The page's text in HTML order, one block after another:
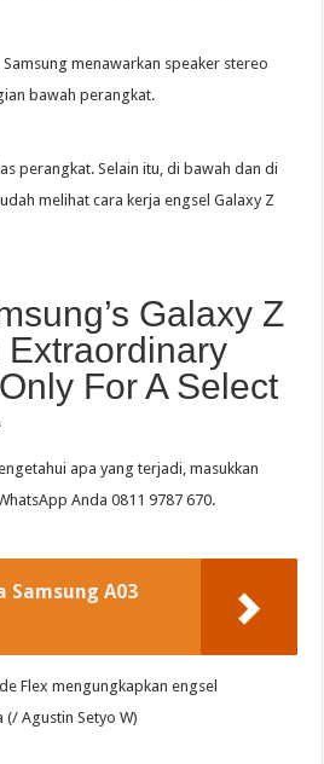
menawarkan speaker stereo
bawah perangkat.
perangkat. Selain itu, di bawah dan di
melihat cara kerja engsel Galaxy Z
Galaxy Z
Extraordinary
For A Select
apa yang terjadi, masukkan
Anda 0811 9787 670.
Samsung A03
Flex mengungkapkan engsel
Agustin Setyo W)